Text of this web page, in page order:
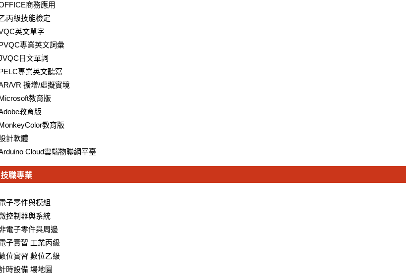
商務應用
丙級技能檢定
英文單字
專業英文詞彙
日文單詞
專業英文聽寫
VR 擴增/虛擬實境
教育版
教育版
教育版
計軟體
Cloud雲端物聯網平臺
職專業
子零件與模組
控制器與系統
電子零件與周邊
子實習 工業丙級
位實習 數位乙級
時設備 場地圖